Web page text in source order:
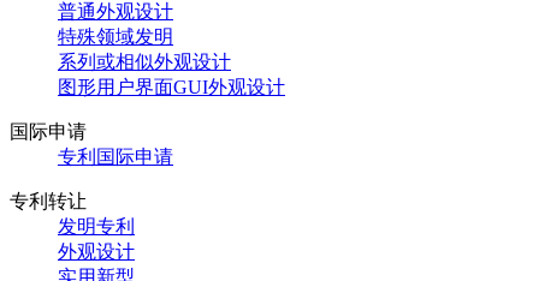
普通外观设计
特殊领域发明
系列或相似外观设计
图形用户界面GUI外观设计
国际申请
专利国际申请
专利转让
发明专利
外观设计
实用新型